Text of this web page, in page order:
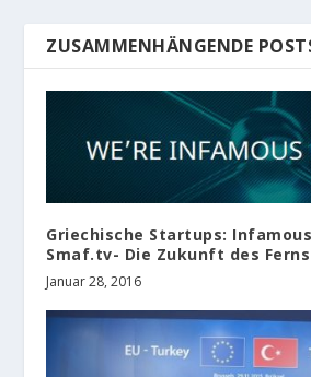
ZUSAMMENHÄNGENDE
Griechische Startups:
Smaf.tv- Die Zukunft des
Januar 28, 2016